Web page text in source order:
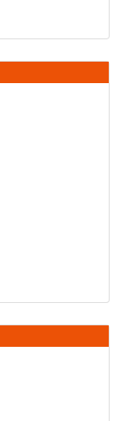
Venda
Venda